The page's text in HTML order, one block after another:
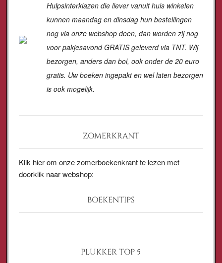
Hulpsinterklazen die liever vanuit huis winkelen
kunnen maandag en dinsdag hun bestellingen
nog via onze webshop doen, dan worden zij nog
voor pakjesavond GRATIS geleverd via TNT. Wij
bezorgen, anders dan bol, ook onder de 20 euro
gratis. Uw boeken ingepakt en wel laten bezorgen
is ook mogelijk.
ZOMERKRANT
Klik hier om onze zomerboekenkrant te lezen met
doorklik naar webshop:
BOEKENTIPS
PLUKKER TOP 5